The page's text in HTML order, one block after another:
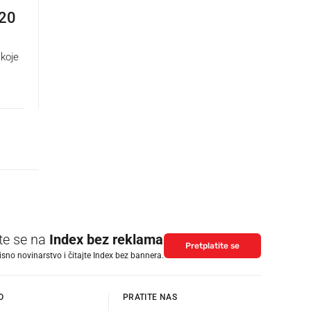
se na Index bez reklama
novinarstvo i čitajte Index bez bannera.
Pretplatite se
PRATITE NAS